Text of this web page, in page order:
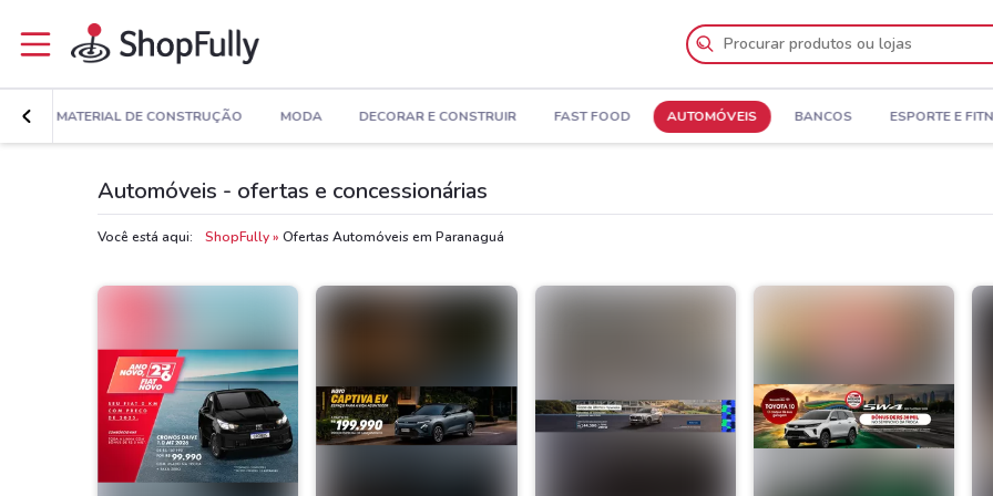
MATERIAL DE CONSTRUÇÃO MODA DECORAR E CONSTRUIR FAST FOOD AUTOMÓVEIS BANCOS ESPORTE E
Automóveis - ofertas e concessionárias
Você está aqui: ShopFully Ofertas Automóveis em Paranagu